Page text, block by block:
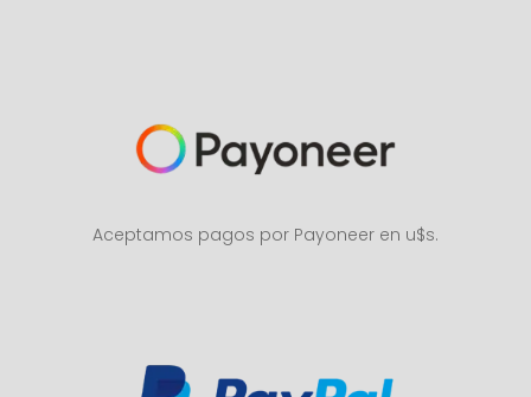
Aceptamos pagos por Payoneer en u$s.